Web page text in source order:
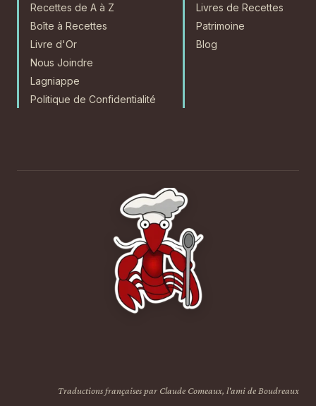
Recettes de A à Z
Boîte à Recettes
Livre d'Or
Nous Joindre
Lagniappe
Politique de Confidentialité
Livres de Recettes
Patrimoine
Blog
Traductions françaises par Claude Comeaux, l'ami de Boudreaux